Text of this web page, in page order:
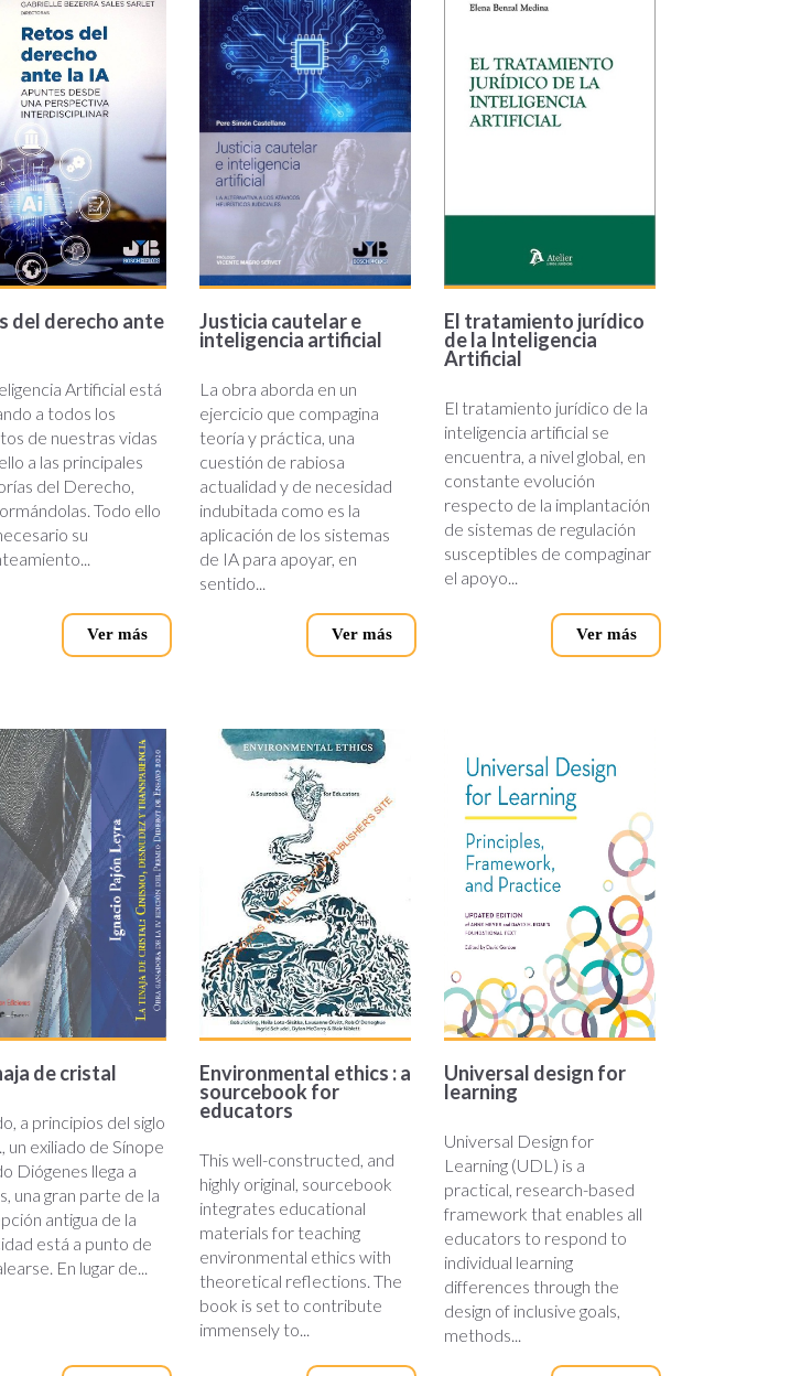
del derecho ante
Artificial está
a todos los
de nuestras vidas
a las principales
del Derecho,
Todo ello
su
Ver más
Justicia cautelar e
inteligencia artificial
La obra aborda en un
ejercicio que compagina
teoría y práctica, una
cuestión de rabiosa
actualidad y de necesidad
indubitada como es la
aplicación de los sistemas
de IA para apoyar, en
sentido...
Ver más
El tratamiento jurídico
de la Inteligencia
Artificial
El tratamiento jurídico de la
inteligencia artificial se
encuentra, a nivel global, en
constante evolución
respecto de la implantación
de sistemas de regulación
susceptibles de compaginar
el apoyo...
Ver más
de cristal
a principios del siglo
un exiliado de Sínope
Diógenes llega a
una gran parte de la
antigua de la
está a punto de
En lugar de...
environmental_ethics.jpg
Environmental ethics : a
sourcebook for
educators
This well-constructed, and
highly original, sourcebook
integrates educational
materials for teaching
environmental ethics with
theoretical reflections. The
book is set to contribute
immensely to...
universal_design.jpg
Universal design for
learning
Universal Design for
Learning (UDL) is a
practical, research-based
framework that enables all
educators to respond to
individual learning
differences through the
design of inclusive goals,
methods...